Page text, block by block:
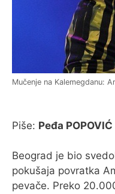
Mučenje na Kalemegdanu:
Piše: Peđa POPOVIĆ
Beograd je bio
pokušaja povratka
pevače. Preko